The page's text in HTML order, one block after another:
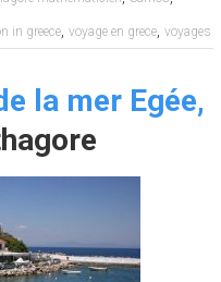
in greece, voyage en grece, voyages
la mer Egée,